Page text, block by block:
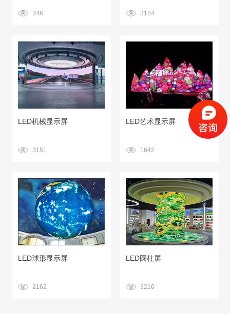
346 3184
LED机械显示屏
3151
LED艺术显示屏
1642
LED球形显示屏
2162
LED圆柱屏
3216